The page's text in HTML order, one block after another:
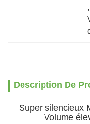
,
Description De
Super silencieux
Volume